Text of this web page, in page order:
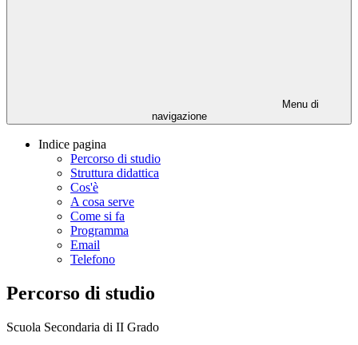
Menu di
navigazione
Indice pagina
Percorso di studio
Struttura didattica
Cos'è
A cosa serve
Come si fa
Programma
Email
Telefono
Percorso di studio
Scuola Secondaria di II Grado